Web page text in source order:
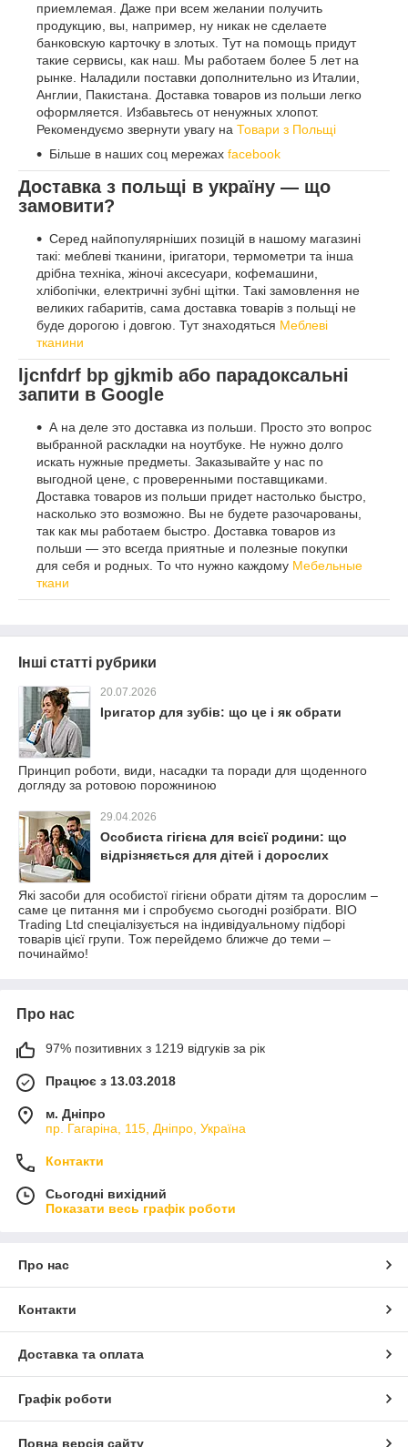
приемлемая. Даже при всем желании получить
продукцию, вы, например, ну никак не сделаете
банковскую карточку в злотых. Тут на помощь придут
такие сервисы, как наш. Мы работаем более 5 лет на
рынке. Наладили поставки дополнительно из Италии,
Англии, Пакистана. Доставка товаров из польши легко
оформляется. Избавьтесь от ненужных хлопот.
Рекомендуємо звернути увагу на Товари з Польщі
Більше в наших соц мережах facebook
Доставка з польщі в україну — що
замовити?
Серед найпопулярніших позицій в нашому магазині
такі: меблеві тканини, іригатори, термометри та інша
дрібна техніка, жіночі аксесуари, кофемашини,
хлібопічки, електричні зубні щітки. Такі замовлення не
великих габаритів, сама доставка товарів з польщі не
буде дорогою і довгою. Тут знаходяться Меблеві
тканини
ljcnfdrf bp gjkmib або парадоксальні
запити в Google
А на деле это доставка из польши. Просто это вопрос
выбранной раскладки на ноутбуке. Не нужно долго
искать нужные предметы. Заказывайте у нас по
выгодной цене, с проверенными поставщиками.
Доставка товаров из польши придет настолько быстро,
насколько это возможно. Вы не будете разочарованы,
так как мы работаем быстро. Доставка товаров из
польши — это всегда приятные и полезные покупки
для себя и родных. То что нужно каждому Мебельные
ткани
Інші статті рубрики
20.07.2026
Іригатор для зубів: що це і як обрати
Принцип роботи, види, насадки та поради для щоденного
догляду за ротовою порожниною
29.04.2026
Особиста гігієна для всієї родини: що
відрізняється для дітей і дорослих
Які засоби для особистої гігієни обрати дітям та дорослим –
саме це питання ми і спробуємо сьогодні розібрати. BIO
Trading Ltd спеціалізується на індивідуальному підборі
товарів цієї групи. Тож перейдемо ближче до теми –
починаймо!
Про нас
97% позитивних з 1219 відгуків за рік
Працює з 13.03.2018
м. Дніпро
пр. Гагаріна, 115, Дніпро, Україна
Контакти
Сьогодні вихідний
Показати весь графік роботи
Про нас
Контакти
Доставка та оплата
Графік роботи
Повна версія сайту